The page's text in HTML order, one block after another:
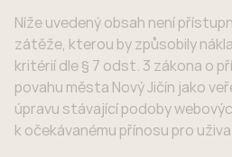
Níže uvedený obsah není
zátěže, kterou by způsobily
kritérií dle § 7 odst. 3 zákona o
povahu města Nový Jičín jako
úpravu stávající podoby
k očekávanému přínosu pro